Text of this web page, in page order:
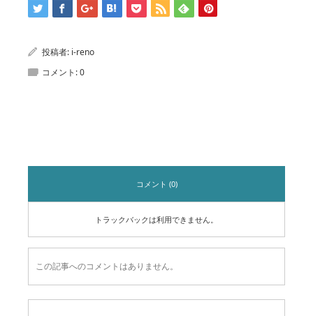
投稿者: i-reno
コメント:0
コメント (0)
トラックバックは利用できません。
この記事へのコメントはありません。